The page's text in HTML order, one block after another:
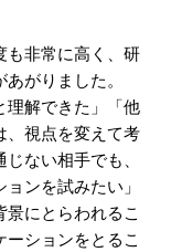
も非常に高く、研
がりました。
理解できた」「他
、視点を変えて考
ない相手でも、
ンを試みたい」
景にとらわれるこ
ションをとるこ